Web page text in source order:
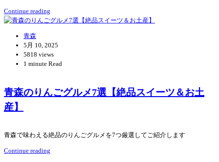
Continue reading
青森
5月 10, 2025
5818 views
1 minute Read
青森のりんごグルメ7選【絶品スイーツ＆お土
産】
青森で味わえる絶品のりんごグルメを7つ厳選してご紹介します
Continue reading